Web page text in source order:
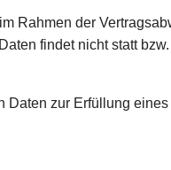
Rahmen der
findet nicht statt
zur Erfüllung